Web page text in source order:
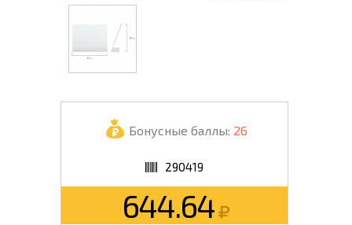
Бонусные баллы: 26
290419
644.64